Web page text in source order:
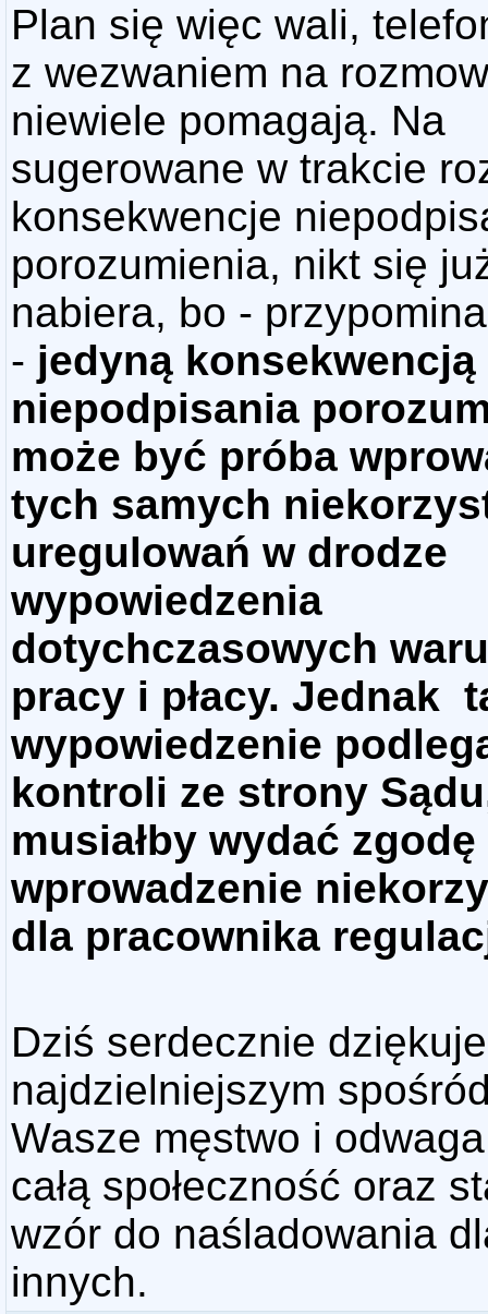
Plan się więc wali,
z wezwaniem na
niewiele pomagają. Na
sugerowane w trakcie
konsekwencje
porozumienia, nikt się
nabiera, bo -
- jedyną konsekwencją
niepodpisania
może być próba
tych samych
uregulowań w drodze
wypowiedzenia
dotychczasowych
pracy i płacy. Jednak
wypowiedzenie
kontroli ze strony
musiałby wydać zgodę
wprowadzenie
dla pracownika
Dziś serdecznie
najdzielniejszym
Wasze męstwo i
całą społeczność oraz
wzór do naśladowania
innych.